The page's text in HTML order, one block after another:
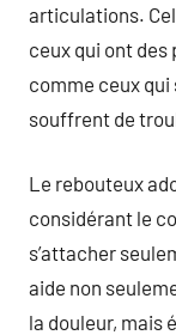
articulations.
ceux qui ont
comme ceux qui
souffrent de
Le rebouteux
considérant le
s’attacher
aide non
la douleur, mais